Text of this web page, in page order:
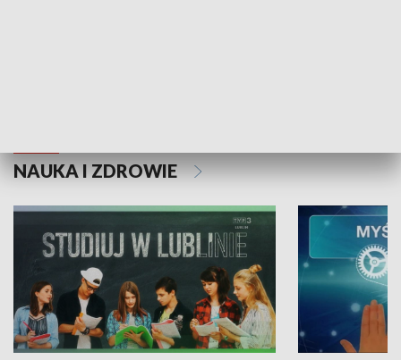
NAUKA I ZDROWIE